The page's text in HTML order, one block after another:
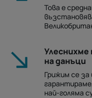
Това е
Улеснихме
на данъци
Грижим се
най-голяма